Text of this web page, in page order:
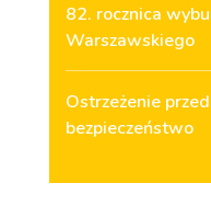
82. rocznica
Warszawskiego
Ostrzeżenie
bezpieczeństwo